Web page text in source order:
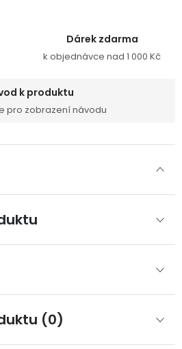
Dárek zdarma
k objednávce nad 1 000 Kč
k produktu
pro zobrazení návodu
(0)